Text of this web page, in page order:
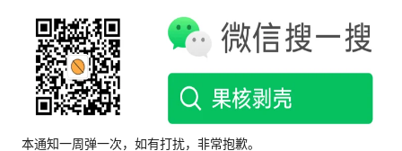
这个软件来自uninstall tool家，这个软件是用于加速浏览器
的软件，通过优化来提高浏览器启动速度。
随着时间的流逝，SQLITE数据库的速度大大降低。启动使
用此类数据库的应用程序需要花费时间，并且总体速度会受
到影响。这是一个非常常见的问题，它的发生很大程度上是
本通知一周弹一次，如有打扰，非常抱歉。